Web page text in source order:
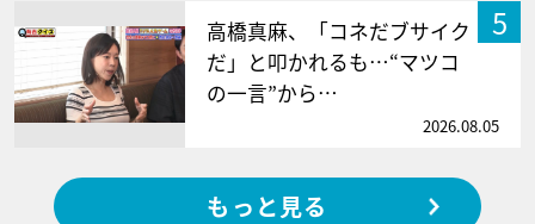
5
高橋真麻、「コネだブサイク
だ」と叩かれるも…“マツコ
の一言”から…
2026.08.05
もっと見る